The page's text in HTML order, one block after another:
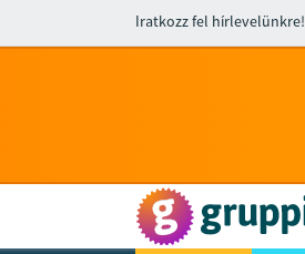
Iratkozz fel hírlevelünkre!